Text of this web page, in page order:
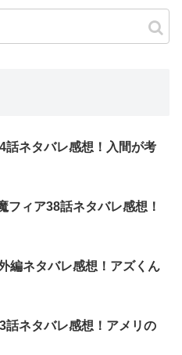
話ネタバレ感想！入間が考
フィア38話ネタバレ感想！
編ネタバレ感想！アズくん
話ネタバレ感想！アメリの